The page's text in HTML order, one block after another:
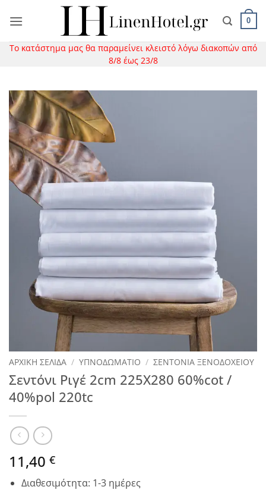
στο
0
Το κατάστημα μας θα παραμείνει κλειστό λόγω διακοπών από
8/8 έως 23/8
ΑΡΧΙΚΉ ΣΕΛΊΔΑ / ΥΠΝΟΔΩΜΑΤΙΟ / ΣΕΝΤΟΝΙΑ ΞΕΝΟΔΟΧΕΙΟΥ
Σεντόνι Ριγέ 2cm 225Χ280 60%cot /
40%pol 220tc
11,40 €
Διαθεσιμότητα: 1-3 ημέρες